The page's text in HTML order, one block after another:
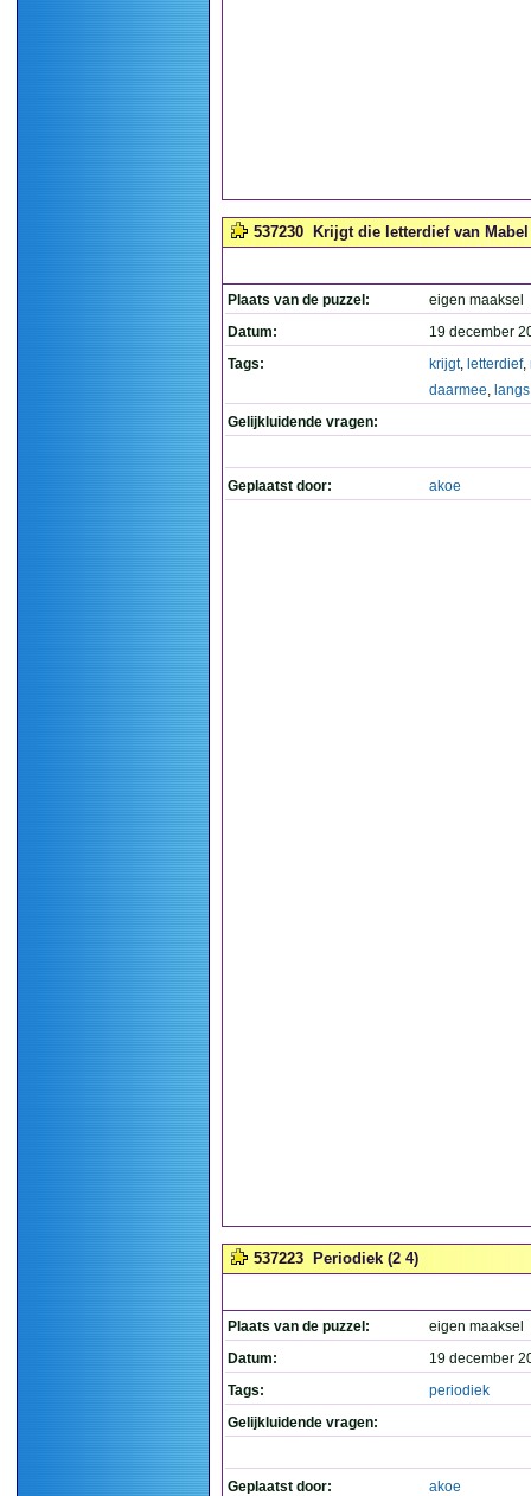
537230 Krijgt die letterdief van
Plaats van de puzzel:
eigen maaksel
Datum:
19 december
Tags:
krijgt, letterdief,
daarmee, langs
Gelijkluidende vragen:
Geplaatst door: akoe
537223 Periodiek (2 4)
Plaats van de puzzel:
eigen maaksel
Datum:
19 december
Tags:
periodiek
Gelijkluidende vragen:
Geplaatst door: akoe